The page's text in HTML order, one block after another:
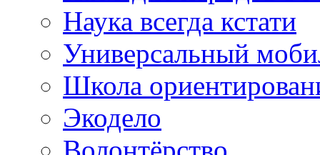
Наука всегда кстати
Универсальный
Школа
Экодело